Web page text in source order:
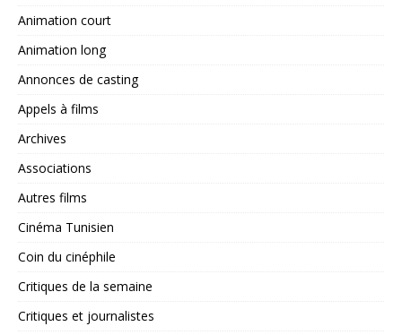
Animation court
Animation long
Annonces de casting
Appels à films
Archives
Associations
Autres films
Cinéma Tunisien
Coin du cinéphile
Critiques de la semaine
Critiques et journalistes